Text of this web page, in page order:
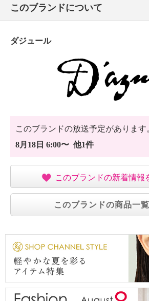
このブランドについて
ダジュール
このブランドの放送予定があります
8月18日 6:00〜 他1件
このブランドの新着情報
このブランドの商品一